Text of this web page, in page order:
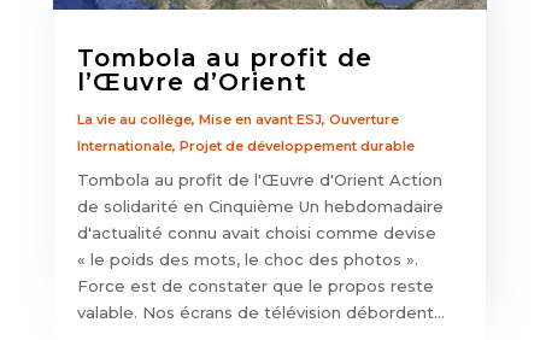
Tombola au profit de
l’Œuvre d’Orient
La vie au collège, Mise en avant ESJ, Ouverture
Internationale, Projet de développement durable
Tombola au profit de l'Œuvre d'Orient Action
de solidarité en Cinquième Un hebdomadaire
d'actualité connu avait choisi comme devise
« le poids des mots, le choc des photos ».
Force est de constater que le propos reste
valable. Nos écrans de télévision débordent...